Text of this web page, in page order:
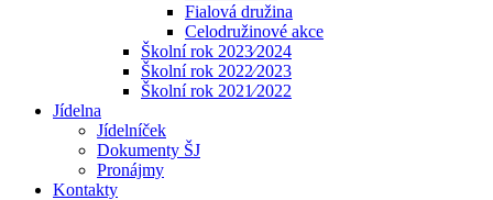
Fialová družina
Celodružinové akce
Školní rok 2023⁄2024
Školní rok 2022⁄2023
Školní rok 2021⁄2022
Jídelna
Jídelníček
Dokumenty ŠJ
Pronájmy
Kontakty